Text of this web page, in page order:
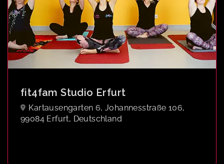
fit4fam Studio Erfurt
Kartausengarten 6, Johannesstraße 106,
99084 Erfurt, Deutschland